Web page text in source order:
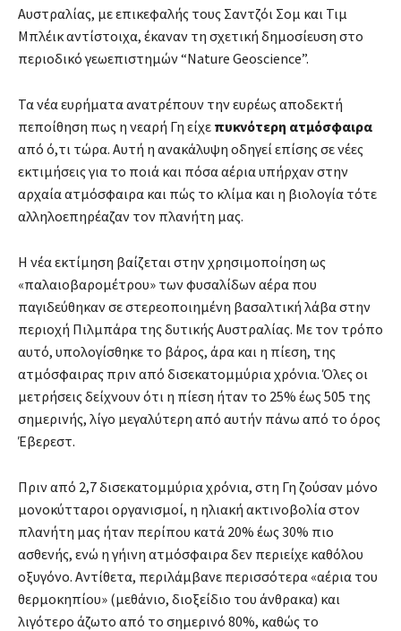
Αυστραλίας, με επικεφαλής τους Σαντζόι Σομ και Τιμ
Μπλέικ αντίστοιχα, έκαναν τη σχετική δημοσίευση στο
περιοδικό γεωεπιστημών “Nature Geoscience”.
Τα νέα ευρήματα ανατρέπουν την ευρέως αποδεκτή
πεποίθηση πως η νεαρή Γη είχε πυκνότερη ατμόσφαιρα
από ό,τι τώρα. Αυτή η ανακάλυψη οδηγεί επίσης σε νέες
εκτιμήσεις για το ποιά και πόσα αέρια υπήρχαν στην
αρχαία ατμόσφαιρα και πώς το κλίμα και η βιολογία τότε
αλληλοεπηρέαζαν τον πλανήτη μας.
Η νέα εκτίμηση βαίζεται στην χρησιμοποίηση ως
«παλαιοβαρομέτρου» των φυσαλίδων αέρα που
παγιδεύθηκαν σε στερεοποιημένη βασαλτική λάβα στην
περιοχή Πιλμπάρα της δυτικής Αυστραλίας. Με τον τρόπο
αυτό, υπολογίσθηκε το βάρος, άρα και η πίεση, της
ατμόσφαιρας πριν από δισεκατομμύρια χρόνια. Όλες οι
μετρήσεις δείχνουν ότι η πίεση ήταν το 25% έως 505 της
σημερινής, λίγο μεγαλύτερη από αυτήν πάνω από το όρος
Έβερεστ.
Πριν από 2,7 δισεκατομμύρια χρόνια, στη Γη ζούσαν μόνο
μονοκύτταροι οργανισμοί, η ηλιακή ακτινοβολία στον
πλανήτη μας ήταν περίπου κατά 20% έως 30% πιο
ασθενής, ενώ η γήινη ατμόσφαιρα δεν περιείχε καθόλου
οξυγόνο. Αντίθετα, περιλάμβανε περισσότερα «αέρια του
θερμοκηπίου» (μεθάνιο, διοξείδιο του άνθρακα) και
λιγότερο άζωτο από το σημερινό 80%, καθώς το